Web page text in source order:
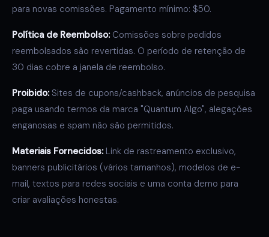
para novas comissões. Pagamento mínimo: $50.
Política de Reembolso:Comissões sobre pedidos
reembolsados são revertidas. O período de retenção de
30 dias cobre a janela de reembolso.
Proibido:Sites de cupons/cashback, anúncios de pesquisa
paga usando termos da marca "Quantum Algo", alegações
enganosas e spam não são permitidos.
Materiais Fornecidos:Link de rastreamento exclusivo,
banners publicitários (vários tamanhos), modelos de e-
mail, textos para redes sociais e uma conta demo para
criar avaliações honestas.